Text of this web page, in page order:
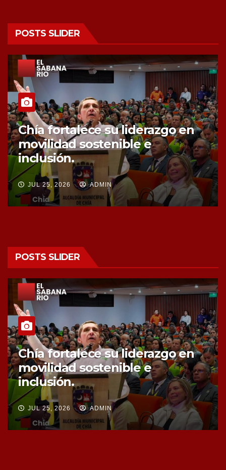
POSTS SLIDER
Chía fortalece la protección de
sus fuentes hídricas con la
compra de tres nuevos predios
JUL 25, 2026 ADMIN
POSTS SLIDER
Chía fortalece la protección de
sus fuentes hídricas con la
compra de tres nuevos predios
JUL 25, 2026 ADMIN